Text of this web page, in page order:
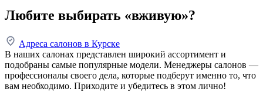
Любите выбирать «вживую»?
Адреса салонов в Курске
В наших салонах представлен широкий ассортимент и
подобраны самые популярные модели. Менеджеры салонов —
профессионалы своего дела, которые подберут именно то, что
вам необходимо. Приходите и убедитесь в этом лично!